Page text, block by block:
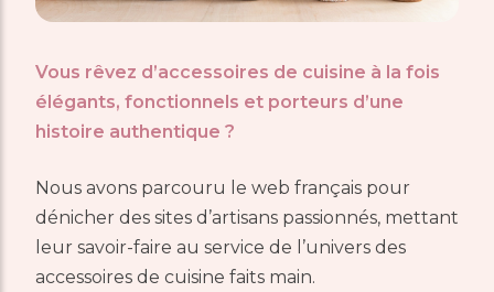
Vous rêvez d’accessoires de cuisine à la fois
élégants, fonctionnels et porteurs d’une
histoire authentique ?
Nous avons parcouru le web français pour
dénicher des sites d’artisans passionnés, mettant
leur savoir-faire au service de l’univers des
accessoires de cuisine faits main.